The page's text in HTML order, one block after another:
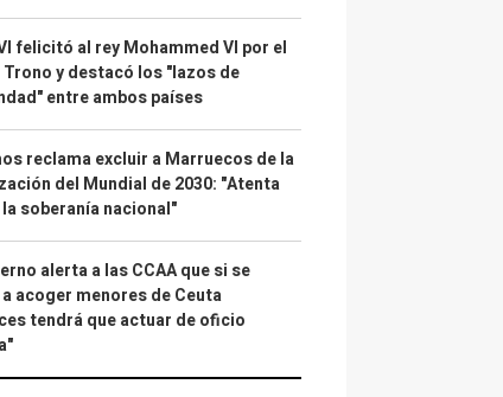
felicitó al rey Mohammed VI por el
Trono y destacó los "lazos de
entre ambos países
reclama excluir a Marruecos de la
del Mundial de 2030: "Atenta
soberanía nacional"
alerta a las CCAA que si se
acoger menores de Ceuta
tendrá que actuar de oficio